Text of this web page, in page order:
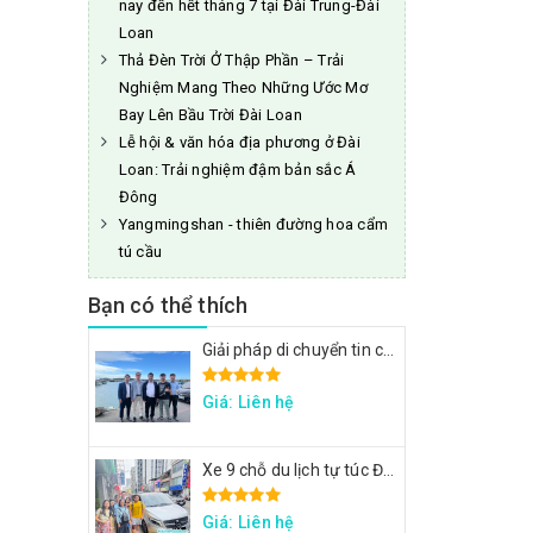
nay đến hết tháng 7 tại Đài Trung-Đài
Loan
Thả Đèn Trời Ở Thập Phần – Trải
Nghiệm Mang Theo Những Ước Mơ
Bay Lên Bầu Trời Đài Loan
Lễ hội & văn hóa địa phương ở Đài
Loan: Trải nghiệm đậm bản sắc Á
Đông
Yangmingshan - thiên đường hoa cẩm
tú cầu
Bạn có thể thích
Giá: Liên hệ
Giá: Liên hệ